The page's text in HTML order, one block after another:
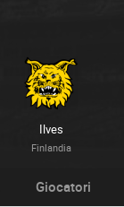
Ilves
Finlandia
Giocatori